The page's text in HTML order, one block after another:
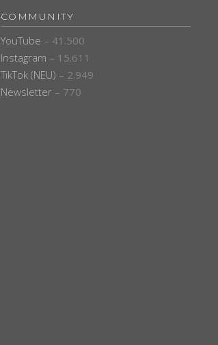
COMMUNITY
YouTube – 41.500
Instagram – 15.611
TikTok (NEU) – 2.949
Newsletter– 770